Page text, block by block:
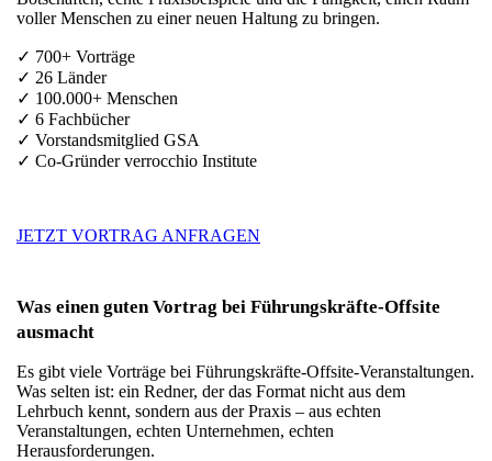
voller Menschen zu einer neuen Haltung zu bringen.
✓ 700+ Vorträge
✓ 26 Länder
✓ 100.000+ Menschen
✓ 6 Fachbücher
✓ Vorstandsmitglied GSA
✓ Co-Gründer verrocchio Institute
JETZT VORTRAG ANFRAGEN
Was einen guten Vortrag bei Führungskräfte-Offsite
ausmacht
Es gibt viele Vorträge bei Führungskräfte-Offsite-Veranstaltungen.
Was selten ist: ein Redner, der das Format nicht aus dem
Lehrbuch kennt, sondern aus der Praxis – aus echten
Veranstaltungen, echten Unternehmen, echten
Herausforderungen.